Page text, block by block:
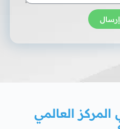
إرسال
العالمي